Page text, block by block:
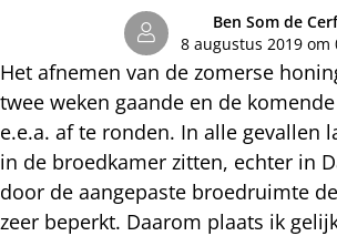
Ben Som de
8 augustus 2019 om
Het afnemen van de zomerse
twee weken gaande en de
e.e.a. af te ronden. In alle gevallen
in de broedkamer zitten, echter in
door de aangepaste broedruimte
zeer beperkt. Daarom plaats ik